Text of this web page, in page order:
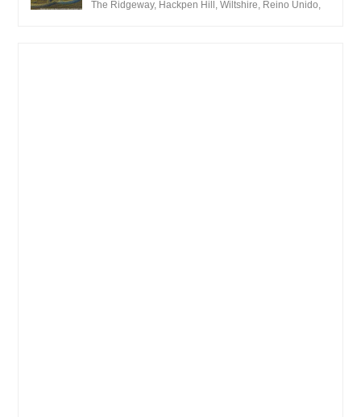
The Ridgeway, Hackpen Hill, Wiltshire, Reino Unido,